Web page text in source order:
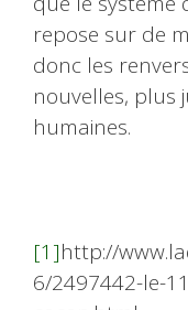
repose sur de
donc les
nouvelles, plus
humaines.
[1]http://
6/2497442-le-